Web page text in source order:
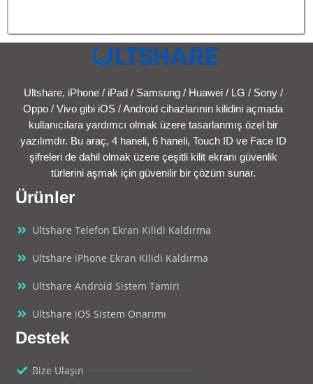
Ultshare, iPhone / iPad / Samsung / Huawei / LG / Sony /
Oppo / Vivo gibi iOS / Android cihazlarının kilidini açmada
kullanıcılara yardımcı olmak üzere tasarlanmış özel bir
yazılımdır. Bu araç, 4 haneli, 6 haneli, Touch ID ve Face ID
şifreleri de dahil olmak üzere çeşitli kilit ekranı güvenlik
türlerini aşmak için güvenilir bir çözüm sunar.
Ürünler
Ultshare Telefon Ekran Kilidi Kaldırma
Ultshare iPhone Ekran Kilidi Kaldırma
Ultshare Android Sistem Tamiri
Ultshare iOS Sistem Onarımı
Destek
Bize Ulaşın